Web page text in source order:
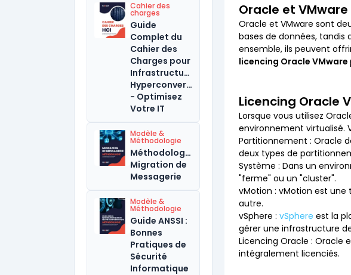
Cahier des
charges
Guide
Complet du
Cahier des
Charges pour
Infrastructure
Hyperconvergée
- Optimisez
Votre IT
Modèle &
Méthodologie
Méthodologie
Migration de
Messagerie
Modèle &
Méthodologie
Guide ANSSI :
Bonnes
Pratiques de
Sécurité
Informatique
Oracle et
Oracle et VMware sont
bases de données, tandis
ensemble, ils peuvent
licencing Oracle VMware
Licencing Oracle
Lorsque vous utilisez
environnement virtualisé.
Partitionnement : Oracle
deux types de
Système : Dans un
"ferme" ou un "cluster".
vMotion : vMotion est
autre.
vSphere :vSphere est la
gérer une infrastructure
Licencing Oracle : Oracle
intégralement licenciés.